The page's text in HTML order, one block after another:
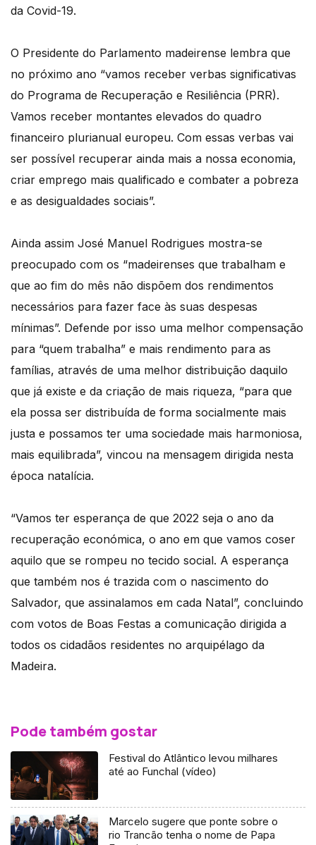
da Covid-19.
O Presidente do Parlamento madeirense lembra que
no próximo ano “vamos receber verbas significativas
do Programa de Recuperação e Resiliência (PRR).
Vamos receber montantes elevados do quadro
financeiro plurianual europeu. Com essas verbas vai
ser possível recuperar ainda mais a nossa economia,
criar emprego mais qualificado e combater a pobreza
e as desigualdades sociais”.
Ainda assim José Manuel Rodrigues mostra-se
preocupado com os “madeirenses que trabalham e
que ao fim do mês não dispõem dos rendimentos
necessários para fazer face às suas despesas
mínimas”. Defende por isso uma melhor compensação
para “quem trabalha” e mais rendimento para as
famílias, através de uma melhor distribuição daquilo
que já existe e da criação de mais riqueza, “para que
ela possa ser distribuída de forma socialmente mais
justa e possamos ter uma sociedade mais harmoniosa,
mais equilibrada”, vincou na mensagem dirigida nesta
época natalícia.
“Vamos ter esperança de que 2022 seja o ano da
recuperação económica, o ano em que vamos coser
aquilo que se rompeu no tecido social. A esperança
que também nos é trazida com o nascimento do
Salvador, que assinalamos em cada Natal”, concluindo
com votos de Boas Festas a comunicação dirigida a
todos os cidadãos residentes no arquipélago da
Madeira.
Pode também gostar
Festival do Atlântico levou milhares
até ao Funchal (vídeo)
Marcelo sugere que ponte sobre o
rio Trancão tenha o nome de Papa